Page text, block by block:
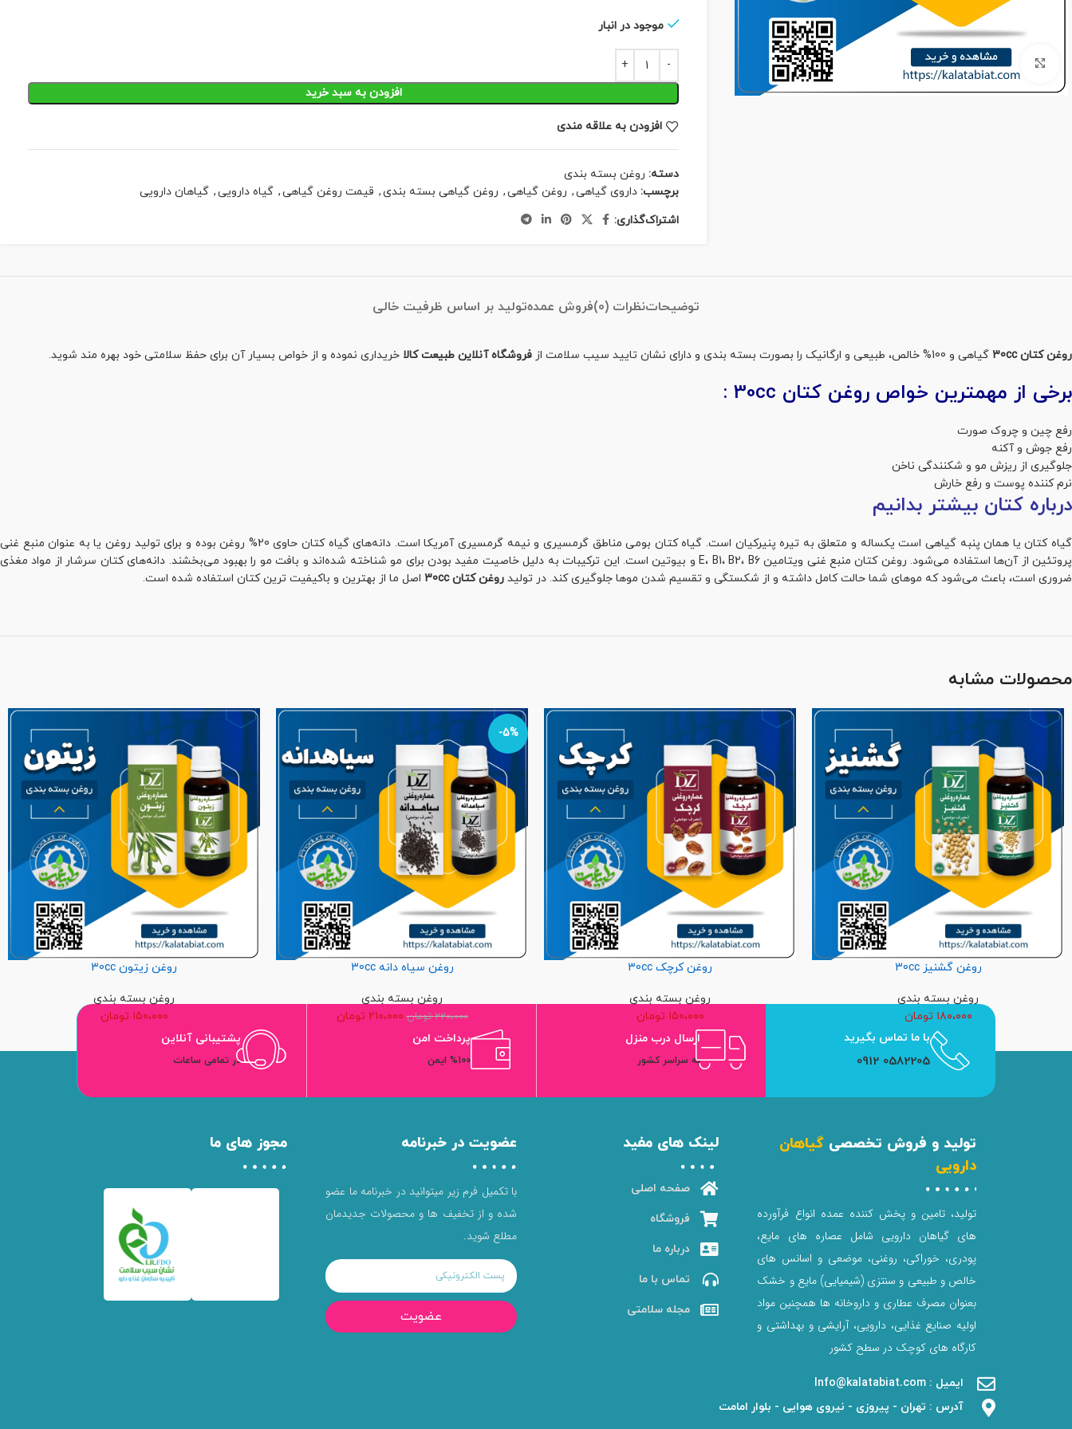
برای بزرگنمایی کلیک کنید
موجود در انبار
افزودن به سبد خرید
افزودن به علاقه مندی
دسته: روغن بسته بندی
برچسب: داروی گیاهی, روغن گیاهی, روغن گیاهی بسته بندی, قیمت روغن گیاهی, گیاه دارویی, گیاهان دارویی
اشتراک‌گذاری:
توضیحاتنظرات (0) فروش عمدهتولید بر اساس ظرفیت خالی
روغن کتان 30cc گیاهی و 100% خالص، طبیعی و ارگانیک را بصورت بسته بندی و دارای نشان تایید سیب سلامت از فروشگاه آنلاین طبیعت کالا خریداری نموده و از خواص بسیار آن برای حفظ سلامتی خود بهره مند شوید.
برخی از مهمترین خواص روغن کتان 30cc :
رفع چین و چروک صورت
رفع جوش و آکنه
جلوگیری از ریزش مو و شکنندگی ناخن
نرم کننده پوست و رفع خارش
درباره کتان بیشتر بدانیم
گیاه کتان یا همان پنبه گیاهی است یکساله و متعلق به تیره پنیرکیان است. گیاه کتان بومی مناطق گرمسیری و نیمه گرمسیری آمریکا است. دانه‌های گیاه کتان حاوی 20% روغن بوده و برای تولید روغن یا به عنوان منبع غنی
پروتئین از آن‌ها استفاده می‌شود. روغن کتان منبع غنی ویتامین E، B1، B2، B6 و بیوتین است. این ترکیبات به دلیل خاصیت مفید بودن برای مو شناخته شده‌اند و بافت مو را بهبود می‌بخشند. دانه‌های کتان سرشار از مواد مغذی
ضروری است، باعث می‌شود که موهای شما حالت کامل داشته و از شکستگی و تقسیم شدن موها جلوگیری کند. در تولید روغن کتان 30cc اصل ما از بهترین و باکیفیت ترین کتان استفاده شده است.
محصولات مشابه
روغن گشنیز 30cc
روغن بسته بندی
۱۸۰،۰۰۰ تومان
روغن کرچک 30cc
روغن بسته بندی
۱۵۰،۰۰۰ تومان
-5%
روغن سیاه دانه 30cc
روغن بسته بندی
۲۲۰،۰۰۰ تومان ۲۱۰،۰۰۰ تومان
روغن زیتون 30cc
روغن بسته بندی
۱۵۰،۰۰۰ تومان
با ما تماس بگیرید
0582205 0912
ارسال درب منزل
به سراسر کشور
پرداخت امن
%100 ایمن
پشتیبانی آنلاین
در تمامی ساعات
تولید و فروش تخصصی گیاهان
دارویی
تولید، تامین و پخش کننده عمده انواع فرآورده
های گیاهان دارویی شامل عصاره های مایع،
پودری، خوراکی، روغنی، موضعی و اسانس های
خالص و طبیعی و سنتزی (شیمیایی) مایع و خشک
بعنوان مصرف عطاری و داروخانه ها همچنین مواد
اولیه صنایع غذایی، دارویی، آرایشی و بهداشتی و
کارگاه های کوچک در سطح کشور
لینک های مفید
صفحه اصلی
فروشگاه
درباره ما
تماس با ما
مجله سلامتی
عضویت در خبرنامه
با تکمیل فرم زیر میتوانید در خبرنامه ما عضو
شده و از تخفیف ها و محصولات جدیدمان
مطلع شوید.
عضویت
مجوز های ما
ایمیل : Info@kalatabiat.com
آدرس : تهران - پیروزی - نیروی هوایی - بلوار امامت